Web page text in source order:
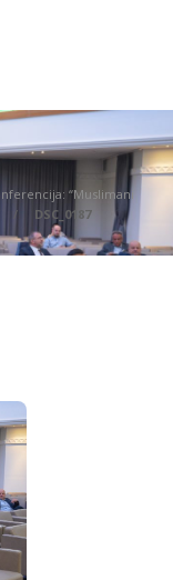
“Muslimani
DSC_0187